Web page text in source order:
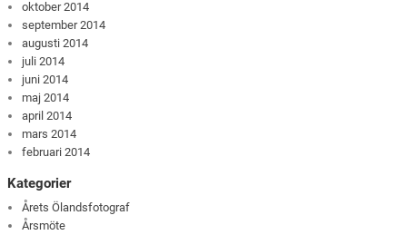
oktober 2014
september 2014
augusti 2014
juli 2014
juni 2014
maj 2014
april 2014
mars 2014
februari 2014
Kategorier
Årets Ölandsfotograf
Årsmöte